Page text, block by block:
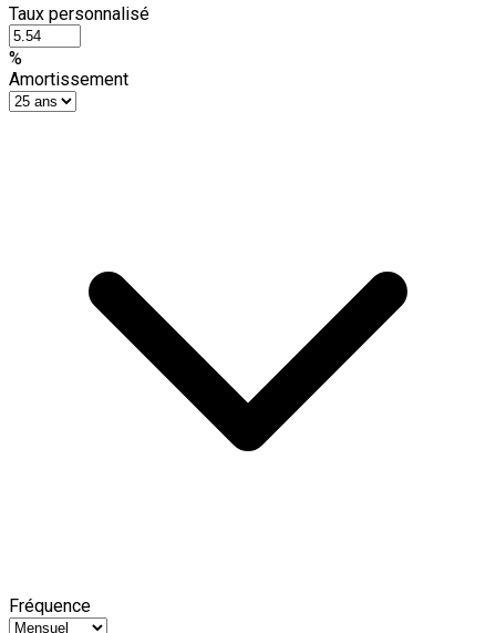
Taux personnalisé
%
Amortissement
Fréquence